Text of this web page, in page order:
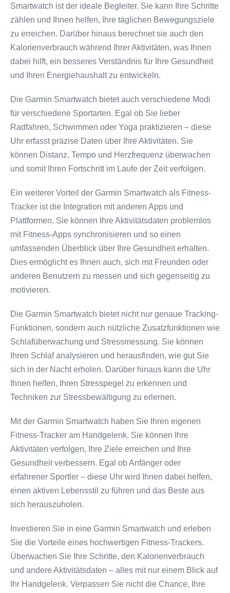
Smartwatch ist der ideale Begleiter. Sie kann Ihre Schritte
zählen und Ihnen helfen, Ihre täglichen Bewegungsziele
zu erreichen. Darüber hinaus berechnet sie auch den
Kalorienverbrauch während Ihrer Aktivitäten, was Ihnen
dabei hilft, ein besseres Verständnis für Ihre Gesundheit
und Ihren Energiehaushalt zu entwickeln.
Die Garmin Smartwatch bietet auch verschiedene Modi
für verschiedene Sportarten. Egal ob Sie lieber
Radfahren, Schwimmen oder Yoga praktizieren – diese
Uhr erfasst präzise Daten über Ihre Aktivitäten. Sie
können Distanz, Tempo und Herzfrequenz überwachen
und somit Ihren Fortschritt im Laufe der Zeit verfolgen.
Ein weiterer Vorteil der Garmin Smartwatch als Fitness-
Tracker ist die Integration mit anderen Apps und
Plattformen. Sie können Ihre Aktivitätsdaten problemlos
mit Fitness-Apps synchronisieren und so einen
umfassenden Überblick über Ihre Gesundheit erhalten.
Dies ermöglicht es Ihnen auch, sich mit Freunden oder
anderen Benutzern zu messen und sich gegenseitig zu
motivieren.
Die Garmin Smartwatch bietet nicht nur genaue Tracking-
Funktionen, sondern auch nützliche Zusatzfunktionen wie
Schlafüberwachung und Stressmessung. Sie können
Ihren Schlaf analysieren und herausfinden, wie gut Sie
sich in der Nacht erholen. Darüber hinaus kann die Uhr
Ihnen helfen, Ihren Stresspegel zu erkennen und
Techniken zur Stressbewältigung zu erlernen.
Mit der Garmin Smartwatch haben Sie Ihren eigenen
Fitness-Tracker am Handgelenk. Sie können Ihre
Aktivitäten verfolgen, Ihre Ziele erreichen und Ihre
Gesundheit verbessern. Egal ob Anfänger oder
erfahrener Sportler – diese Uhr wird Ihnen dabei helfen,
einen aktiven Lebensstil zu führen und das Beste aus
sich herauszuholen.
Investieren Sie in eine Garmin Smartwatch und erleben
Sie die Vorteile eines hochwertigen Fitness-Trackers.
Überwachen Sie Ihre Schritte, den Kalorienverbrauch
und andere Aktivitätsdaten – alles mit nur einem Blick auf
Ihr Handgelenk. Verpassen Sie nicht die Chance, Ihre